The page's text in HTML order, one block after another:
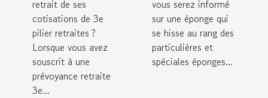
retrait de ses
cotisations de 3e
pilier retraites ?
Lorsque vous avez
souscrit à une
prévoyance retraite
3e...
vous serez informé
sur une éponge qui
se hisse au rang des
particulières et
spéciales éponges...